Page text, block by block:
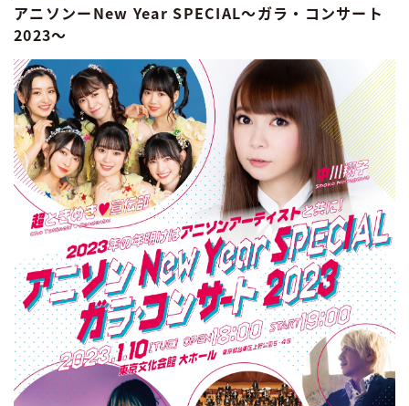
アニソンーNew Year SPECIAL～ガラ・コンサート
2023～